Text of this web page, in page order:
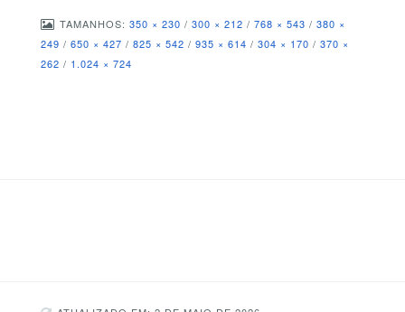
TAMANHOS: 350 × 230 / 300 × 212 / 768 × 543 / 380 ×
249 / 650 × 427 / 825 × 542 / 935 × 614 / 304 × 170 / 370 ×
262 / 1.024 × 724